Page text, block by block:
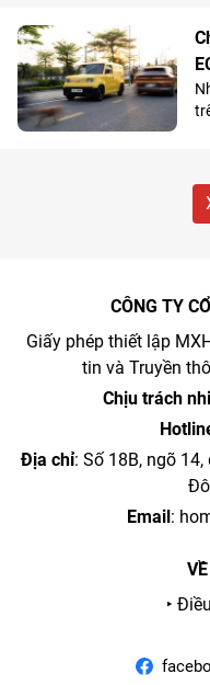
CÔNG TY
Giấy phép thiết lập
tin và Truyền
Chịu trách
Địa chỉ: Số 18B, ngõ
Email :
‣